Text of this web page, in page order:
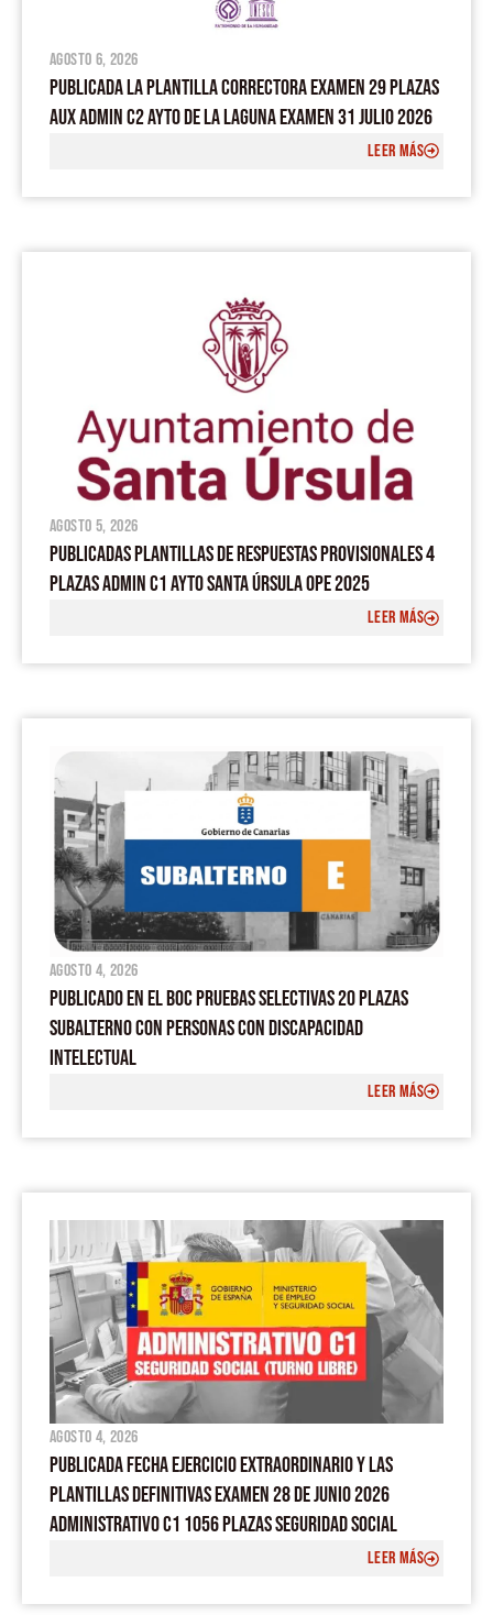
agosto 6, 2026
PUBLICADA LA PLANTILLA CORRECTORA EXAMEN 29 PLAZAS
AUX ADMIN C2 AYTO DE LA LAGUNA EXAMEN 31 JULIO 2026
LEER MÁS
agosto 5, 2026
PUBLICADAS PLANTILLAS DE RESPUESTAS PROVISIONALES 4
PLAZAS ADMIN C1 AYTO SANTA ÚRSULA OPE 2025
LEER MÁS
agosto 4, 2026
PUBLICADO EN EL BOC PRUEBAS SELECTIVAS 20 PLAZAS
SUBALTERNO CON PERSONAS CON DISCAPACIDAD
INTELECTUAL
LEER MÁS
agosto 4, 2026
PUBLICADA FECHA EJERCICIO EXTRAORDINARIO Y LAS
PLANTILLAS DEFINITIVAS EXAMEN 28 DE JUNIO 2026
ADMINISTRATIVO C1 1056 PLAZAS SEGURIDAD SOCIAL
LEER MÁS